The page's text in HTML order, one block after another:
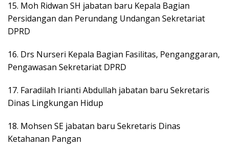
15. Moh Ridwan SH jabatan baru Kepala Bagian
Persidangan dan Perundang Undangan Sekretariat
DPRD
16. Drs Nurseri Kepala Bagian Fasilitas, Penganggaran,
Pengawasan Sekretariat DPRD
17. Faradilah Irianti Abdullah jabatan baru Sekretaris
Dinas Lingkungan Hidup
18. Mohsen SE jabatan baru Sekretaris Dinas
Ketahanan Pangan